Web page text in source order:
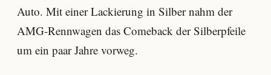
Auto. Mit einer Lackierung in Silber nahm der
AMG-Rennwagen das Comeback der Silberpfeile
um ein paar Jahre vorweg.